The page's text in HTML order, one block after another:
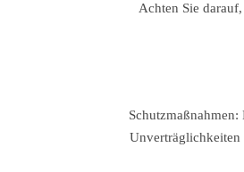
Achten Sie
Unverträglichkeiten